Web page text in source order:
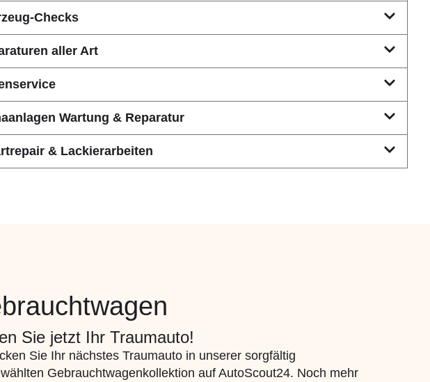
Checks
aller Art
Wartung & Reparatur
& Lackierarbeiten
Sie jetzt Ihr Traumauto!
Sie Ihr nächstes Traumauto in unserer sorgfältig
Gebrauchtwagenkollektion auf AutoScout24. Noch mehr